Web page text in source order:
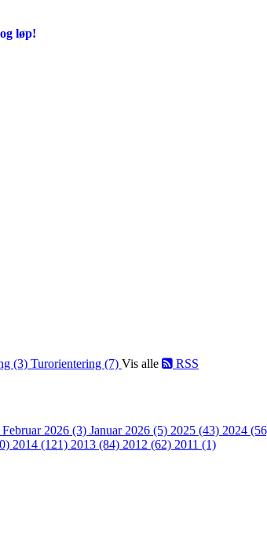
løp!
(3) Turorientering (7) Vis alle RSS
Februar 2026 (3) Januar 2026 (5) 2025 (43) 2024
2014 (121) 2013 (84) 2012 (62) 2011 (1)